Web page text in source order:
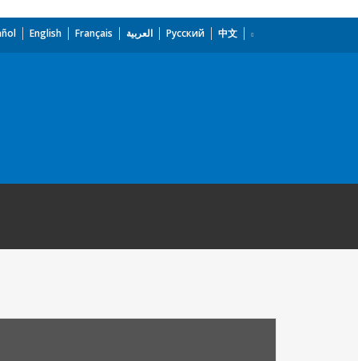
English Français العربية Русский 中文